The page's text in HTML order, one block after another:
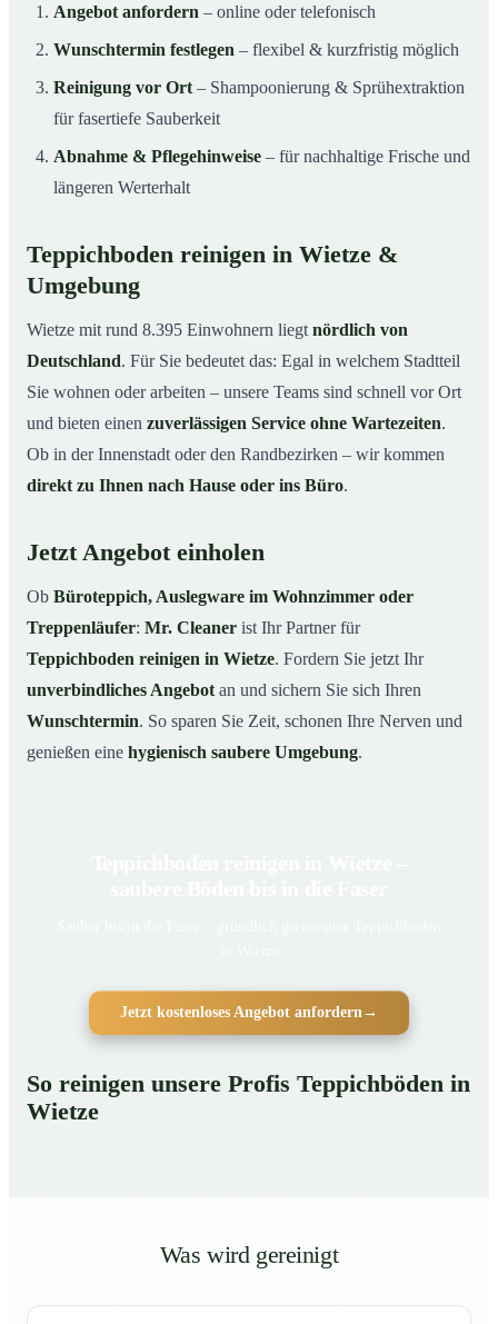
Angebot anfordern – online oder telefonisch
Wunschtermin festlegen – flexibel & kurzfristig möglich
Reinigung vor Ort – Shampoonierung & Sprühextraktion
für fasertiefe Sauberkeit
Abnahme & Pflegehinweise – für nachhaltige Frische und
längeren Werterhalt
Teppichboden reinigen in Wietze &
Umgebung
Wietze mit rund 8.395 Einwohnern liegt nördlich von
Deutschland. Für Sie bedeutet das: Egal in welchem Stadtteil
Sie wohnen oder arbeiten – unsere Teams sind schnell vor Ort
und bieten einen zuverlässigen Service ohne Wartezeiten.
Ob in der Innenstadt oder den Randbezirken – wir kommen
direkt zu Ihnen nach Hause oder ins Büro.
Jetzt Angebot einholen
Ob Büroteppich, Auslegware im Wohnzimmer oder
Treppenläufer: Mr. Cleaner ist Ihr Partner für
Teppichboden reinigen in Wietze. Fordern Sie jetzt Ihr
unverbindliches Angebot an und sichern Sie sich Ihren
Wunschtermin. So sparen Sie Zeit, schonen Ihre Nerven und
genießen eine hygienisch saubere Umgebung.
Jetzt kostenloses Angebot anfordern →
So reinigen unsere Profis Teppichböden in
Wietze
Was wird gereinigt